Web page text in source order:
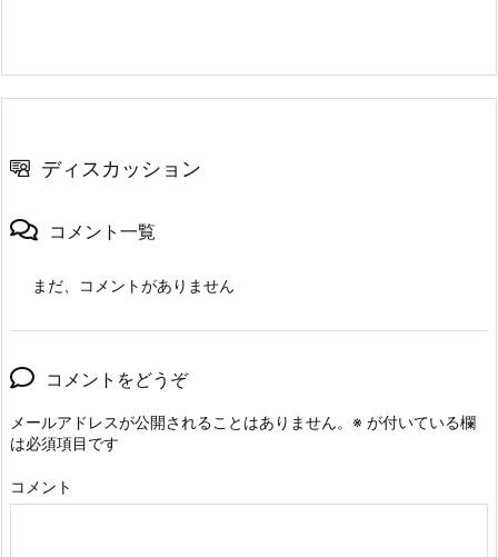
ディスカッション
コメント一覧
まだ、コメントがありません
コメントをどうぞ
メールアドレスが公開されることはありません。 ※ が付いている欄
は必須項目です
コメント